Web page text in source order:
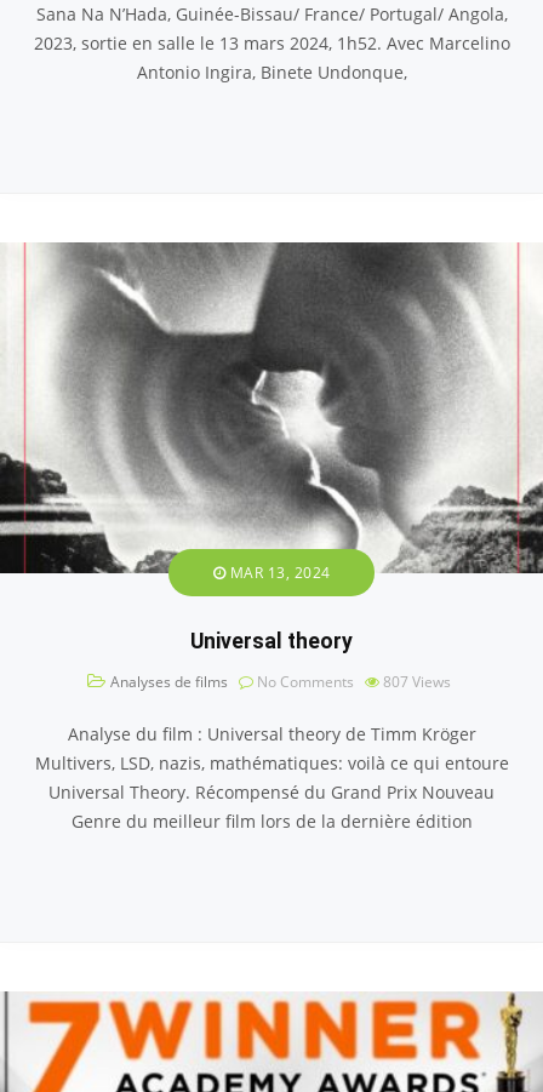
Sana Na N’Hada, Guinée-Bissau/ France/ Portugal/ Angola,
2023, sortie en salle le 13 mars 2024, 1h52. Avec Marcelino
Antonio Ingira, Binete Undonque,
MAR 13, 2024
Universal theory
Analyses de films No Comments 807 Views
Analyse du film : Universal theory de Timm Kröger
Multivers, LSD, nazis, mathématiques: voilà ce qui entoure
Universal Theory. Récompensé du Grand Prix Nouveau
Genre du meilleur film lors de la dernière édition